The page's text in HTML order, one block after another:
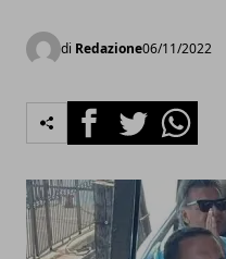
di Redazione06/11/2022
FacebookTwitterWhatsapp